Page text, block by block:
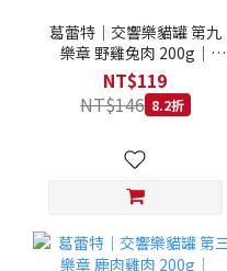
葛蕾特｜交響樂貓罐 第九
樂章 野雞兔肉 200g｜
GranataPet 200克 主食罐
無穀罐 無膠罐 主食貓罐 德
罐
NT$119
NT$146 8.2折